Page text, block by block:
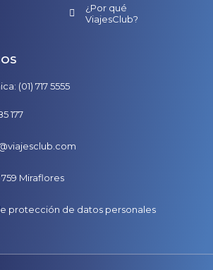
¿Por qué
ViajesClub?
(01) 717 5555
177
Miraflores
protección de datos personales